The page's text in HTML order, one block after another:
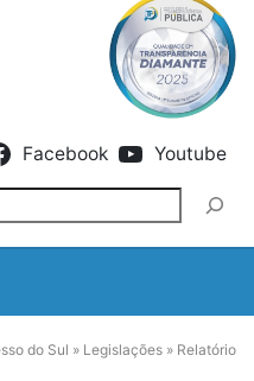
Facebook Youtube
do Sul » Legislações » Relatório